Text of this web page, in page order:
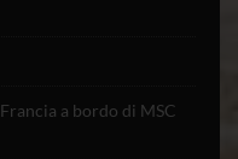
a bordo di MSC